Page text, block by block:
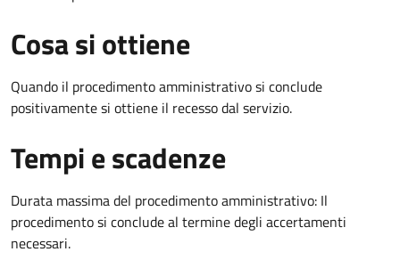
Cosa si ottiene
Quando il procedimento amministrativo si conclude
positivamente si ottiene il recesso dal servizio.
Tempi e scadenze
Durata massima del procedimento amministrativo: Il
procedimento si conclude al termine degli accertamenti
necessari.